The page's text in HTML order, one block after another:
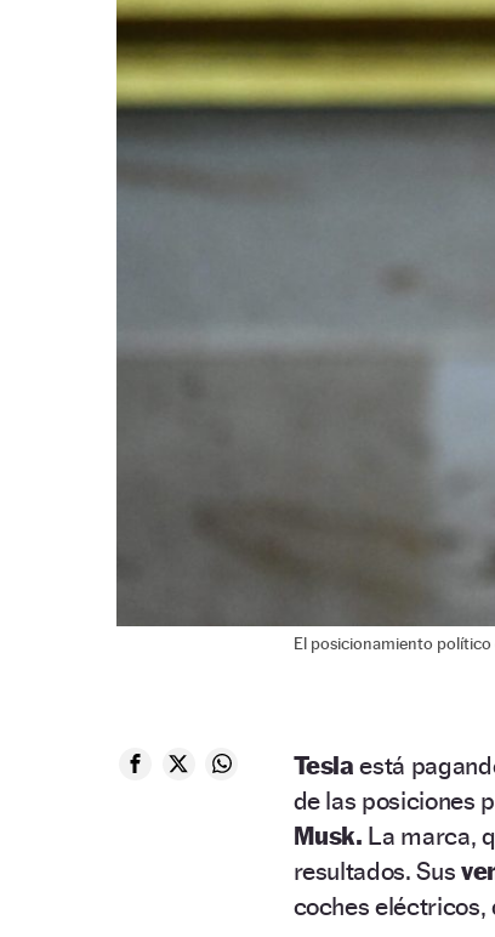
El posicionamiento político
Teslaestá
de las posiciones
Musk. La marca,
resultados. Sus
coches eléctricos,